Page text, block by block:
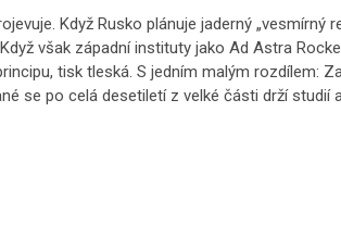
Když Rusko plánuje jaderný
však západní instituty jako Ad Astra
tisk tleská. S jedním malým rozdílem:
se po celá desetiletí z velké části drží studií